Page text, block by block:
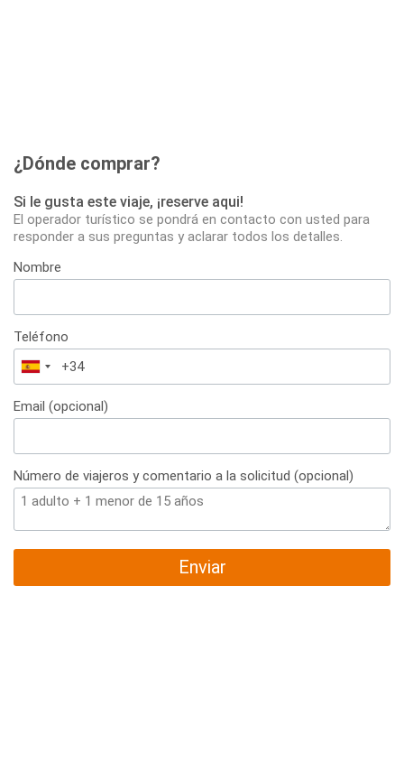
¿Dónde comprar?
Si le gusta este viaje, ¡reserve aqui!
El operador turístico se pondrá en contacto con usted para
responder a sus preguntas y aclarar todos los detalles.
Nombre
Teléfono
España
+34
Email (opcional)
Número de viajeros y comentario a la solicitud (opcional)
Enviar